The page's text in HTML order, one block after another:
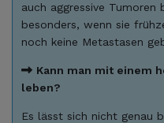
auch aggressive Tumoren
besonders, wenn sie
noch keine Metastasen
Kann man mit einem
leben?
Es lässt sich nicht genau